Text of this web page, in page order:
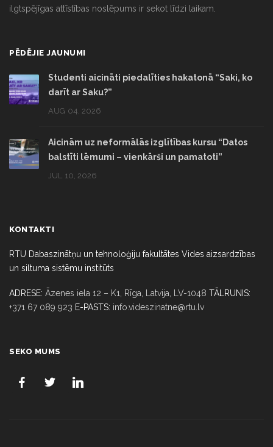
ilgtspējīgas attīstības noslēpums ir sekot līdzi laikam.
PĒDĒJIE JAUNUMI
Studenti aicināti piedalīties hakatonā “Saki, ko
darīt ar Saku?”
AUG 04, 2026
Aicinām uz neformālās izglītības kursu “Datos
balstīti lēmumi – vienkārši un pamatoti”
JUL 10, 2026
KONTAKTI
RTU Dabaszinātņu un tehnoloģiju fakultātes Vides aizsardzības
un siltuma sistēmu institūts
ADRESE: Āzenes iela 12 – K1, Rīga, Latvija, LV-1048 TĀLRUNIS:
+371 67 089 923 E-PASTS: info.videszinatne@rtu.lv
SEKO MUMS